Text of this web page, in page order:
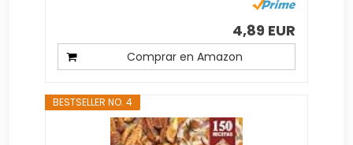
4,89 EUR
Comprar en Amazon
BESTSELLER NO. 4